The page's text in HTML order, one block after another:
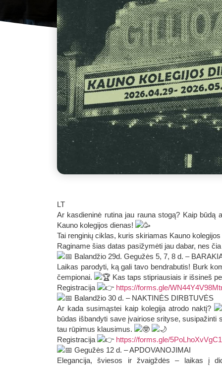
LT
Ar kasdieninė rutina jau rauna stogą? Kaip būdą
Kauno kolegijos dienas!
Tai renginių ciklas, kuris skiriamas Kauno
Raginame šias datas pasižymėti jau dabar, nes
Balandžio 29d. Gegužės 5, 7, 8 d. –
Laikas parodyti, ką gali tavo bendrabutis! Burk
čempionai.
Kas taps stipriausiais ir išsineš
Registracija
https://forms.gle/
Balandžio 30 d. – NAKTINĖS DIRBTUVĖS
Ar kada susimąstei kaip kolegija atrodo naktį?
būdas išbandyti save įvairiose srityse,
tau rūpimus klausimus.
Registracija
https://forms.gle/
Gegužės 12 d. – APDOVANOJIMAI
Elegancija, šviesos ir žvaigždės – laikas į